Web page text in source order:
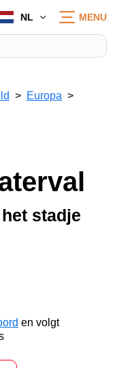
NL MENU
Europa
stadje
en volgt